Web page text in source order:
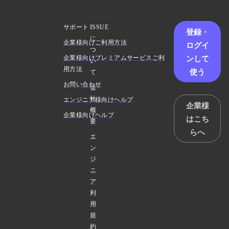
ISSUE
に
つ
い
て
会
社
概
要
エ
ン
ジ
ニ
ア
利
用
規
約
サポート
企業様向けご利用方法
企業様向けプレミアムサービスご利
用方法
お問い合わせ
エンジニア様向けヘルプ
企業様向けヘルプ
登録・
ログイ
ンして
使う
企業様
はこち
らへ